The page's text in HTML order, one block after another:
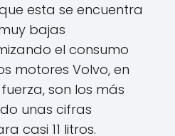
esta se encuentra
bajas
el consumo
motores Volvo, en
son los más
unas cifras
casi 11 litros.